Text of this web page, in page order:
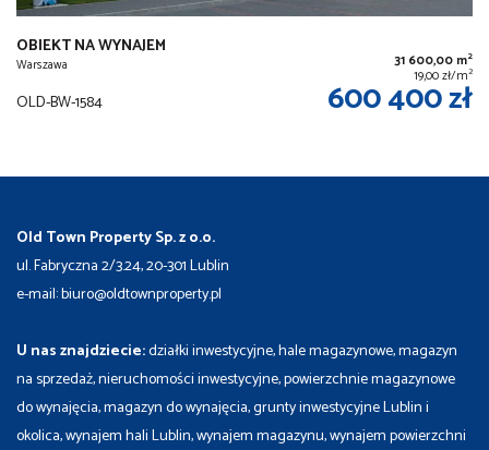
OBIEKT NA WYNAJEM
Warszawa 31 600,00 m2
19,00 zł/m2
OLD-BW-1584 600 400 zł
Old Town Property Sp. z o.o.
ul. Fabryczna 2/3.24, 20-301 Lublin
e-mail: biuro@oldtownproperty.pl
U nas znajdziecie:działki inwestycyjne, hale magazynowe, magazyn
na sprzedaż, nieruchomości inwestycyjne, powierzchnie magazynowe
do wynajęcia, magazyn do wynajęcia, grunty inwestycyjne Lublin i
okolica, wynajem hali Lublin, wynajem magazynu, wynajem powierzchni